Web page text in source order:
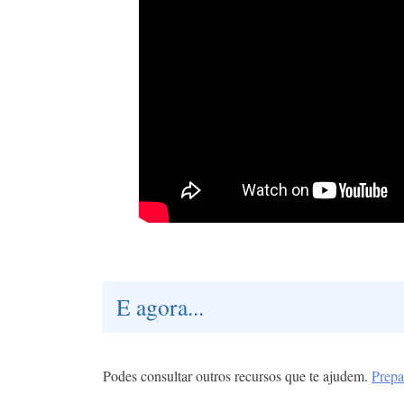
E agora...
Podes consultar outros recursos que te ajudem.